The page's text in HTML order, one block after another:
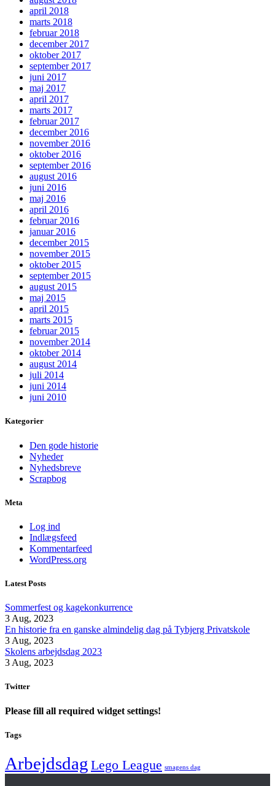
april 2018
marts 2018
februar 2018
december 2017
oktober 2017
september 2017
juni 2017
maj 2017
april 2017
marts 2017
februar 2017
december 2016
november 2016
oktober 2016
september 2016
august 2016
juni 2016
maj 2016
april 2016
februar 2016
januar 2016
december 2015
november 2015
oktober 2015
september 2015
august 2015
maj 2015
april 2015
marts 2015
februar 2015
november 2014
oktober 2014
august 2014
juli 2014
juni 2014
juni 2010
Kategorier
Den gode historie
Nyheder
Nyhedsbreve
Scrapbog
Meta
Log ind
Indlægsfeed
Kommentarfeed
WordPress.org
Latest Posts
Sommerfest og kagekonkurrence
3 Aug, 2023
En historie fra en ganske almindelig dag på Tybjerg Privatskole
3 Aug, 2023
Skolens arbejdsdag 2023
3 Aug, 2023
Twitter
Please fill all required widget settings!
Tags
Arbejdsdag Lego League smagens dag